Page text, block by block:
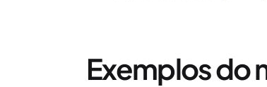
Exemplos do